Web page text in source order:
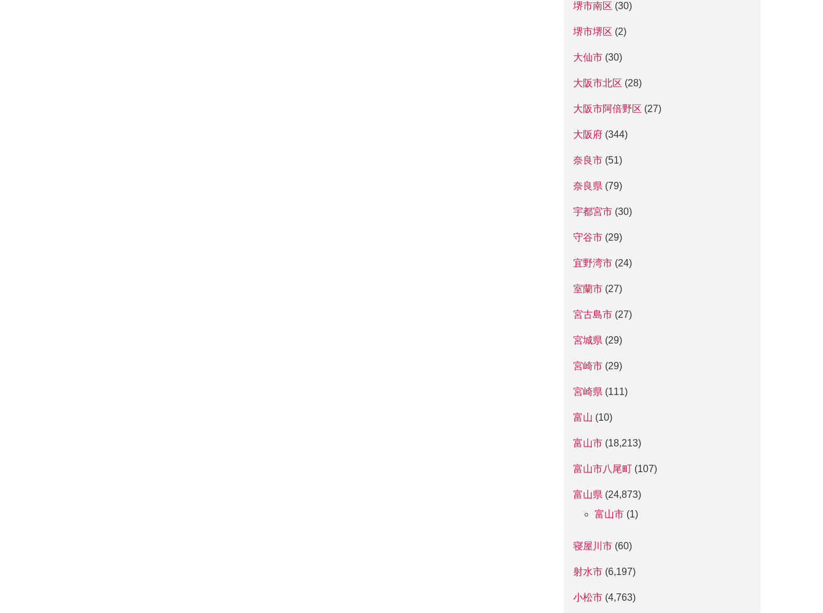
堺市南区 (30)
堺市堺区 (2)
大仙市(30)
大阪市北区 (28)
大阪市阿倍野区 (27)
大阪府(344)
奈良市(51)
奈良県 (79)
宇都宮市(30)
守谷市(29)
宜野湾市(24)
室蘭市(27)
宮古島市(27)
宮城県 (29)
宮崎市(29)
宮崎県 (111)
富山 (10)
富山市(18,213)
富山市八尾町(107)
富山県 (24,873)
富山市(1)
寝屋川市(60)
射水市(6,197)
小松市(4,763)